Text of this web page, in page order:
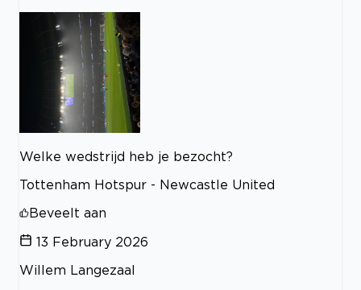
Welke wedstrijd heb je bezocht?
Tottenham Hotspur - Newcastle United
Beveelt aan
13 February 2026
Willem Langezaal